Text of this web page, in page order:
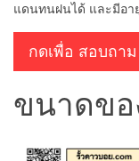
แดนทนฝนได้ และมีอา
กดเพื่อ สอบถาม
ขนาดขอ